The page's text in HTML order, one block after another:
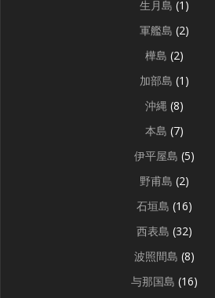
生月島 (1)
軍艦島 (2)
樺島 (2)
加部島 (1)
沖縄 (8)
本島 (7)
伊平屋島 (5)
野甫島 (2)
石垣島 (16)
西表島 (32)
波照間島 (8)
与那国島 (16)